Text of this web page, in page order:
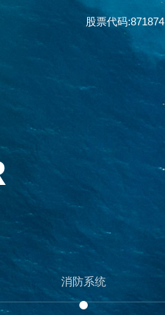
股票代码:871874
消防系统